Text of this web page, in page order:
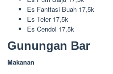
Es Fanttasi Buah 17,5k
Es Teler 17,5k
Es Cendol 17,5k
Gunungan Bar
Makanan